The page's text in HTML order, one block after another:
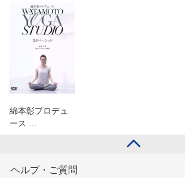
綿本彰プロデュ
ース …
ヘルプ・ご質問